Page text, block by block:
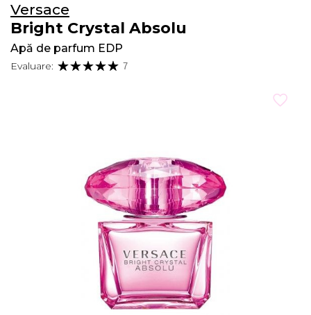
Versace
Bright Crystal Absolu
Apă de parfum EDP
Evaluare: 7